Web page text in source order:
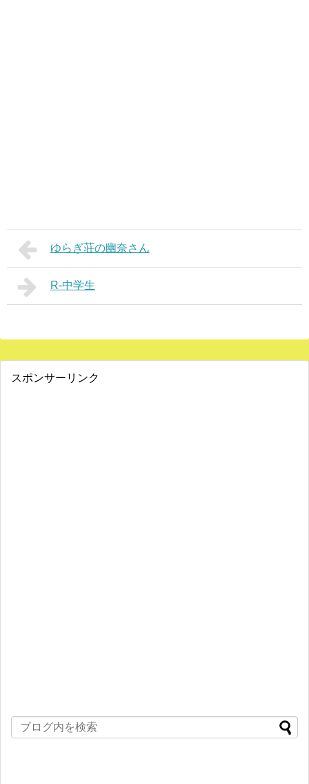
ゆらぎ荘の幽奈さん
R-中学生
スポンサーリンク